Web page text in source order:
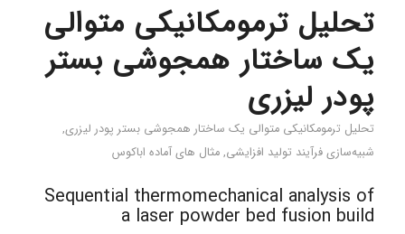
تحلیل ترمومکانیکی متوالی
یک ساختار همجوشی بستر
پودر لیزری
تحلیل ترمومکانیکی متوالی یک ساختار همجوشی بستر پودر لیزری,
شبیه‌سازی فرآیند تولید افزایشی, مثال های آماده اباکوس
Sequential thermomechanical analysis of
a laser powder bed fusion build